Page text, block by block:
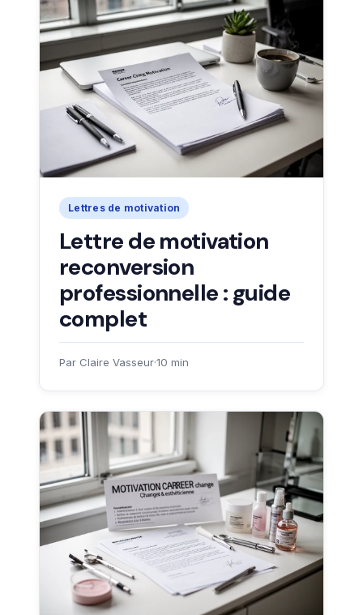
Lettres de motivation
Lettre de motivation
reconversion
professionnelle : guide
complet
Par Claire Vasseur·10 min